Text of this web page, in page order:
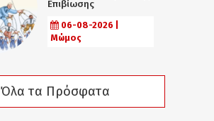
Επιβίωσης
06-08-2026 |
Μώμος
Όλα τα Πρόσφατα